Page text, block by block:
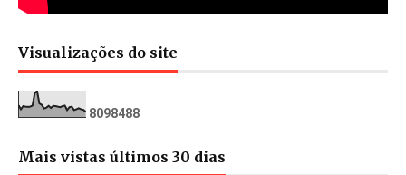
Visualizações do site
8098488
Mais vistas últimos 30 dias